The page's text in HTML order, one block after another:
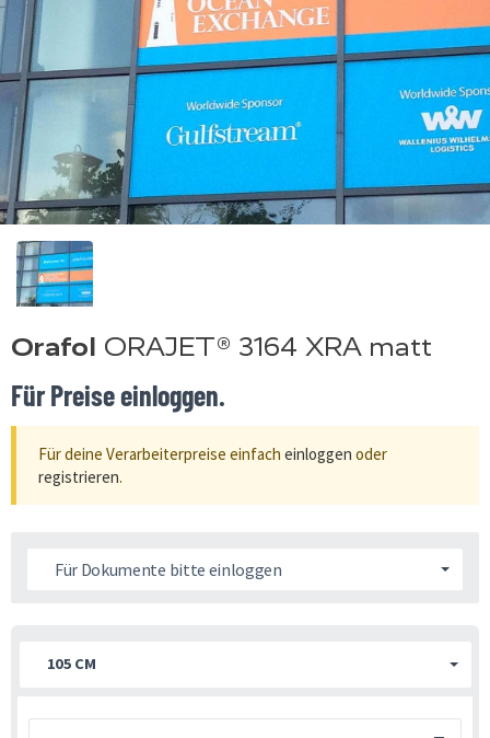
Orafol ORAJET® 3164 XRA matt
Für Preise einloggen.
Für deine Verarbeiterpreise einfach einloggen oder
registrieren.
Für Dokumente bitte einloggen
105 CM